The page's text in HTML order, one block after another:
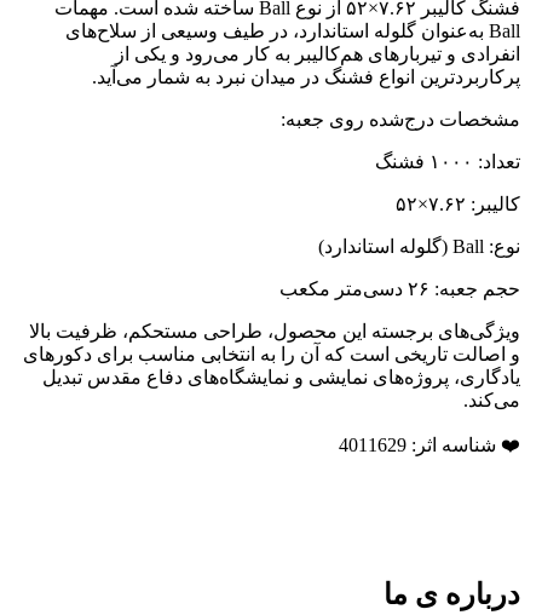
فشنگ کالیبر ۷.۶۲×۵۲ از نوع Ball ساخته شده است. مهمات
Ball به‌عنوان گلوله استاندارد، در طیف وسیعی از سلاح‌های
انفرادی و تیربارهای هم‌کالیبر به کار می‌رود و یکی از
پرکاربردترین انواع فشنگ در میدان نبرد به شمار می‌آید.
مشخصات درج‌شده روی جعبه:
تعداد: ۱۰۰۰ فشنگ
کالیبر: ۷.۶۲×۵۲
نوع: Ball (گلوله استاندارد)
حجم جعبه: ۲۶ دسی‌متر مکعب
ویژگی‌های برجسته این محصول، طراحی مستحکم، ظرفیت بالا
و اصالت تاریخی است که آن را به انتخابی مناسب برای دکورهای
یادگاری، پروژه‌های نمایشی و نمایشگاه‌های دفاع مقدس تبدیل
می‌کند.
❤️ شناسه اثر: 4011629
درباره ی ما